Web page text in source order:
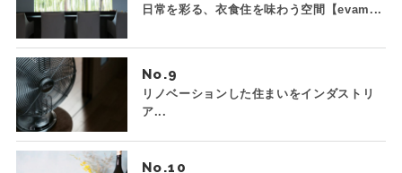
日常を彩る、衣食住を味わう空間【evam...
No.
リノベーションした住まいをインダストリ
ア...
No.